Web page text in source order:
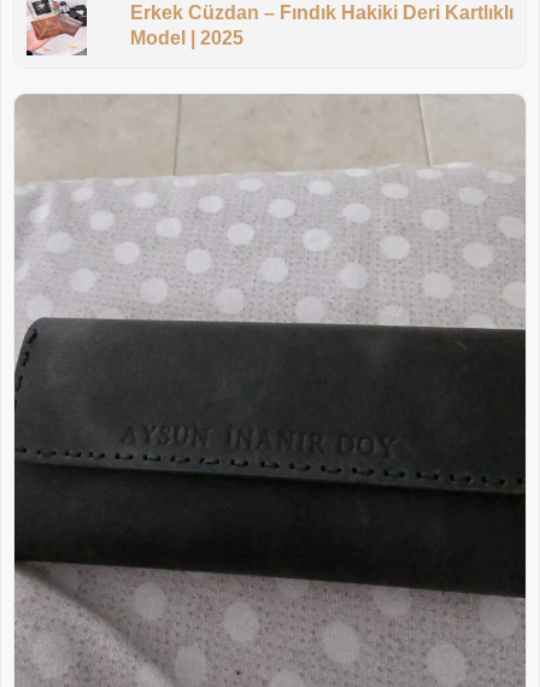
Erkek Cüzdan – Fındık Hakiki Deri Kartlıklı
Model | 2025